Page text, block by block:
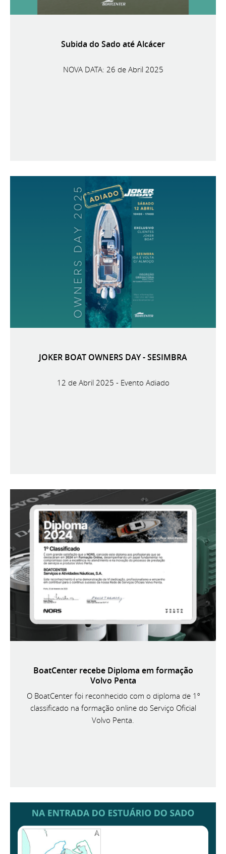
Subida do Sado até Alcácer
NOVA DATA: 26 de Abril 2025
JOKER BOAT OWNERS DAY - SESIMBRA
12 de Abril 2025 - Evento Adiado
BoatCenter recebe Diploma em formação
Volvo Penta
O BoatCenter foi reconhecido com o diploma de 1º
classificado na formação online do Serviço Oficial
Volvo Penta.